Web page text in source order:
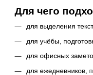
Для чего
для выделения
для учёбы,
для офисных
для ежедневников,